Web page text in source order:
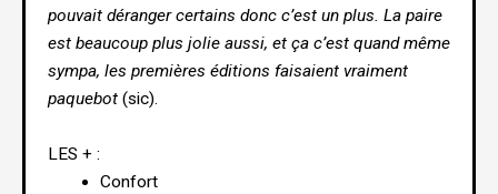
pouvait déranger certains donc c’est un plus. La paire
est beaucoup plus jolie aussi, et ça c’est quand même
sympa, les premières éditions faisaient vraiment
paquebot (sic).
LES + :
Confort